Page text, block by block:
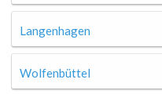
Langenhagen
Wolfenbüttel